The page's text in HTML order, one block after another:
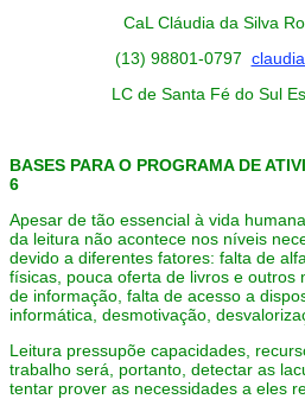
CaL Cláudia da Silva
(13) 98801-0797
LC de Santa Fé do Sul
BASES PARA O PROGRAMA DE
6
Apesar de tão essencial à vida
da leitura não acontece nos níveis
devido a diferentes fatores: falta de
físicas, pouca oferta de livros e outros
de informação, falta de acesso a
informática, desmotivação,
Leitura pressupõe capacidades,
trabalho será, portanto, detectar as
tentar prover as necessidades a eles